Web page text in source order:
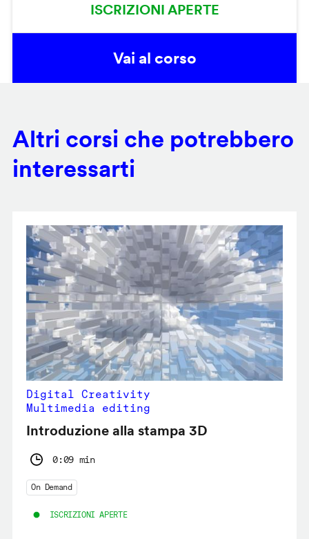
ISCRIZIONI APERTE
Vai al corso
Altri corsi che potrebbero
interessarti
Digital Creativity
Multimedia editing
Introduzione alla stampa 3D
0:09 min
On Demand
ISCRIZIONI APERTE